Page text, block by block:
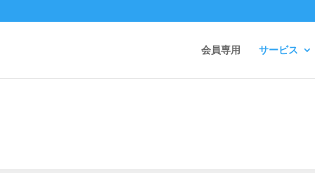
会員専用 サービス